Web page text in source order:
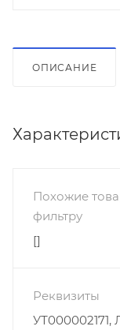
ОПИСАНИЕ
Похожие
фильтру
[]
Реквизиты
УТ000002171,